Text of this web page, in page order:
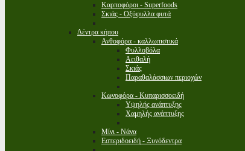
Καρποφόροι - Superfoods
Σκιάς - Οξύφυλλα φυτά
Δέντρα κήπου
Ανθοφόρα - καλλωπιστικά
Φυλλοβόλα
Αειθαλή
Σκιάς
Παραθαλάσσιων περιοχών
Κωνοφόρα - Κυπαρισσοειδή
Υψηλής ανάπτυξης
Χαμηλής ανάπτυξης
Μίνι - Νάνα
Εσπεριδοειδή - Ξυνόδεντρα